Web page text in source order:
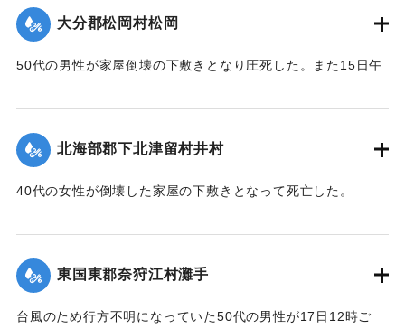
サレタ事ハ時代文化ノ餘澤トハ言ヘ實ニ一世ノ奇蹟トシテ交
通
昭和三十一年九月仲秋 院内村 教育委員會
※碑文の画像（2枚目）・翻刻は「デジタル拓本」による。
｜固有コード:
｜固有コード:
大分郡松岡村松岡
50代の男性が家屋倒壊の下敷きとなり圧死した。また15日午
防署の調べによると損害17万円。
【出典：大分合同新聞 1951年10月18日朝刊2面】
｜固有コード: 005200115
北海部郡下北津留村井村
40代の女性が倒壊した家屋の下敷きとなって死亡した。
｜固有コード: 005200116
東国東郡奈狩江村灘手
台風のため行方不明になっていた50代の男性が17日12時ご